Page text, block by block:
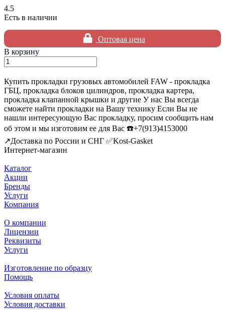
4.5
Есть в наличии
Оптовая цена
В корзину
Купить прокладки грузовых автомобилей FAW - прокладка
ГБЦ, прокладка блоков цилиндров, прокладка картера,
прокладка клапанной крышки и другие У нас Вы всегда
сможете найти прокладки на Вашу технику Если Вы не
нашли интересующую Вас прокладку, просим сообщить нам
об этом и мы изготовим ее для Вас ☎️+7(913)4153000
↗️Доставка по России и СНГ ✅Kost-Gasket
Интернет-магазин
Каталог
Акции
Бренды
Услуги
Компания
О компании
Лицензии
Реквизиты
Услуги
Изготовление по образцу
Помощь
Условия оплаты
Условия доставки